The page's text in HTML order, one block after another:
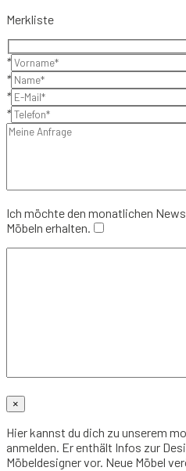
Merkliste
*
*
*
*
Ich möchte den monatlichen
Möbeln erhalten.
×
Hier kannst du dich zu unserem
anmelden. Er enthält Infos zur
Möbeldesigner vor. Neue Möbel